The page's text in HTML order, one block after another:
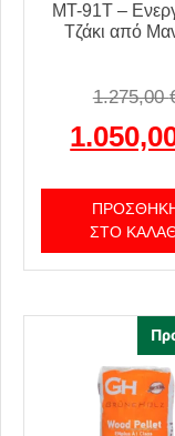
MT-91T –
Τζάκι από
1.275,00
ΣΤΟ